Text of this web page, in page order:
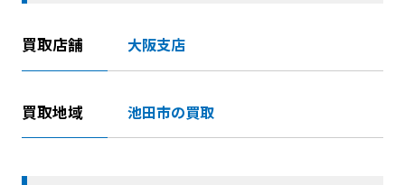
買取店舗 大阪支店
買取地域 池田市の買取